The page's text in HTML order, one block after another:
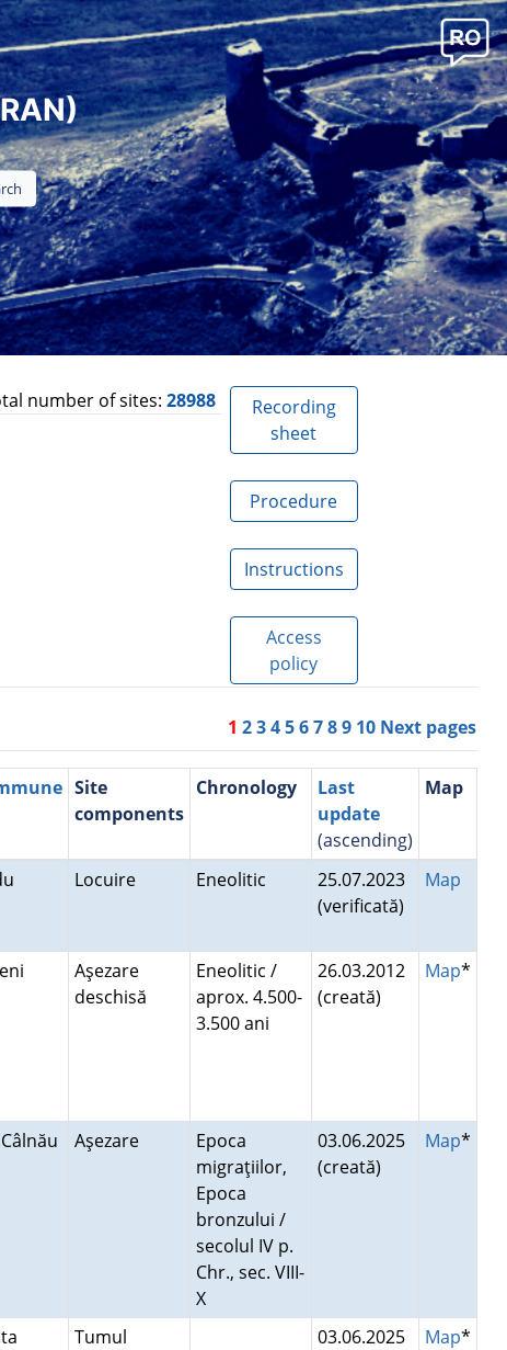
number of sites: 28988
Recording
sheet
Procedure
Instructions
Access
policy
123456789 10 Next pages
Site
components
Chronology
Last
update
(ascending)
Map
Locuire Eneolitic
25.07.2023
(verificată)
Map
Aşezare
deschisă
Eneolitic /
aprox. 4.500-
3.500 ani
26.03.2012
(creată)
Map*
Aşezare
Epoca
migraţiilor,
Epoca
bronzului /
secolul IV p.
Chr., sec. VIII-
X
03.06.2025
(creată)
Map*
Tumul
03.06.2025
Map*